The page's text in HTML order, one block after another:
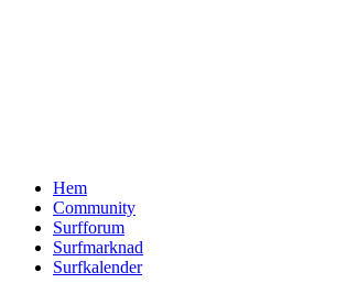
Hem
Community
Surfforum
Surfmarknad
Surfkalender